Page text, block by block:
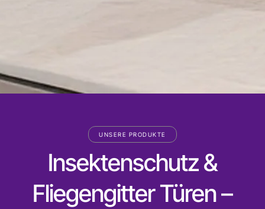
UNSERE PRODUKTE
Insektenschutz &
Fliegengitter Türen –